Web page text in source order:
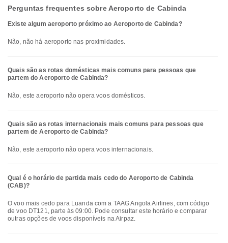
Perguntas frequentes sobre Aeroporto de Cabinda
Existe algum aeroporto próximo ao Aeroporto de Cabinda?
Não, não há aeroporto nas proximidades.
Quais são as rotas domésticas mais comuns para pessoas que
partem do Aeroporto de Cabinda?
Não, este aeroporto não opera voos domésticos.
Quais são as rotas internacionais mais comuns para pessoas que
partem de Aeroporto de Cabinda?
Não, este aeroporto não opera voos internacionais.
Qual é o horário de partida mais cedo do Aeroporto de Cabinda
(CAB)?
O voo mais cedo para Luanda com a TAAG Angola Airlines, com código
de voo DT121, parte às 09:00. Pode consultar este horário e comparar
outras opções de voos disponíveis na Airpaz.